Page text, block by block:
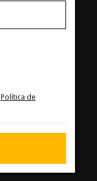
Política de